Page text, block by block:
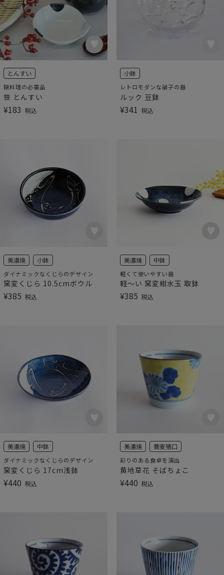
とんすい
鍋料理の必需品
笹 とんすい
¥183 税込
小鉢
レトロモダンな硝子の器
ルック 豆鉢
¥341 税込
美濃焼 小鉢
ダイナミックなくじらのデザイン
窯変くじら 10.5cmボウル
¥385 税込
美濃焼 中鉢
軽くて使いやすい器
軽～い 窯変紺水玉 取鉢
¥385 税込
美濃焼 中鉢
ダイナミックなくじらのデザイン
窯変くじら 17cm浅鉢
¥440 税込
美濃焼 蕎麦猪口
彩りのある食卓を演出
黄地草花 そばちょこ
¥440 税込